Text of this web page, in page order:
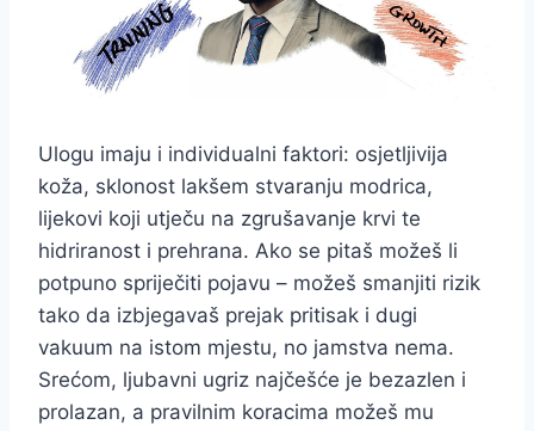
Ulogu imaju i individualni faktori: osjetljivija
koža, sklonost lakšem stvaranju modrica,
lijekovi koji utječu na zgrušavanje krvi te
hidriranost i prehrana. Ako se pitaš možeš li
potpuno spriječiti pojavu – možeš smanjiti rizik
tako da izbjegavaš prejak pritisak i dugi
vakuum na istom mjestu, no jamstva nema.
Srećom, ljubavni ugriz najčešće je bezazlen i
prolazan, a pravilnim koracima možeš mu